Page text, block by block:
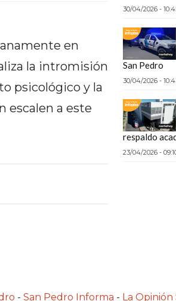
en
la intromisión
psicológico y la
escalen a este
30/04/2026 -
San Pedro
30/04/2026 -
respaldo
23/04/2026 -
- San Pedro Informa - La Opinión